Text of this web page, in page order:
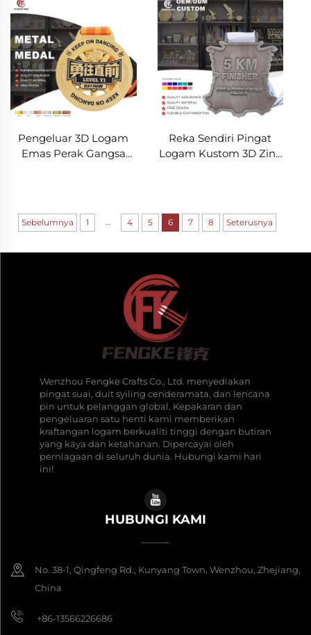
Kejuaraan Pingat
Kehormat
Medali Pemenang
Pengeluar 3D Logam
Emas Perak Gangsa
Reka Sendiri Pingat
Logam Kustom 3D Zink
Sebelumnya 1 ... 4 5 6 7 8 Seterusnya
Wenzhou Fengke Crafts Co., Ltd. menyediakan
pingat suai, duit syiling cenderamata, dan lencana
pin untuk pelanggan global. Kepakaran dan
pengeluaran satu henti kami memberikan
kraftangan logam berkualiti tinggi dengan butiran
yang kaya dan ketahanan. Dipercayai oleh
perniagaan di seluruh dunia. Hubungi kami hari
ini!
HUBUNGI KAMI
No. 38-1, Qingfeng Rd., Kunyang Town, Wenzhou, Zhejiang,
China
+86-13566226686